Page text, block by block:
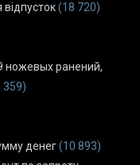
відпусток(18 720)
ножевых ранений,
359)
денег(10 893)